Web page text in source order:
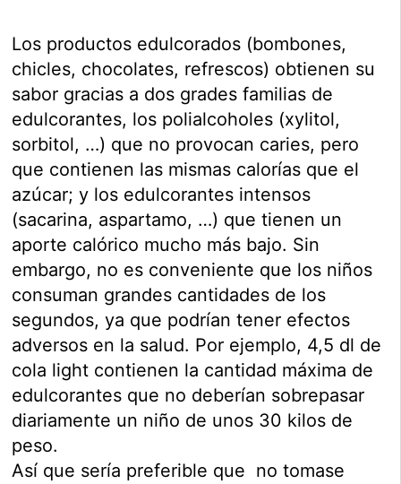
Los productos edulcorados (bombones,
chicles, chocolates, refrescos) obtienen su
sabor gracias a dos grades familias de
edulcorantes, los polialcoholes (xylitol,
sorbitol, …) que no provocan caries, pero
que contienen las mismas calorías que el
azúcar; y los edulcorantes intensos
(sacarina, aspartamo, …) que tienen un
aporte calórico mucho más bajo. Sin
embargo, no es conveniente que los niños
consuman grandes cantidades de los
segundos, ya que podrían tener efectos
adversos en la salud. Por ejemplo, 4,5 dl de
cola light contienen la cantidad máxima de
edulcorantes que no deberían sobrepasar
diariamente un niño de unos 30 kilos de
peso.
Así que sería preferible que no tomase